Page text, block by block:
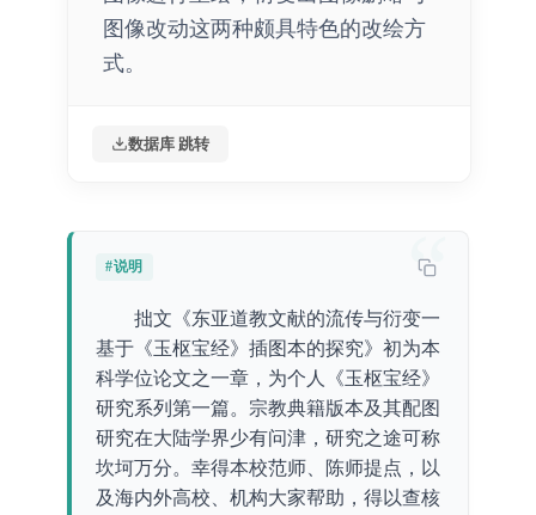
图像改动这两种颇具特色的改绘方
式。
数据库 跳转
“
#说明
拙文《东亚道教文献的流传与衍变一
基于《玉枢宝经》插图本的探究》初为本
科学位论文之一章，为个人《玉枢宝经》
研究系列第一篇。宗教典籍版本及其配图
研究在大陆学界少有问津，研究之途可称
坎坷万分。幸得本校范师、陈师提点，以
及海内外高校、机构大家帮助，得以查核